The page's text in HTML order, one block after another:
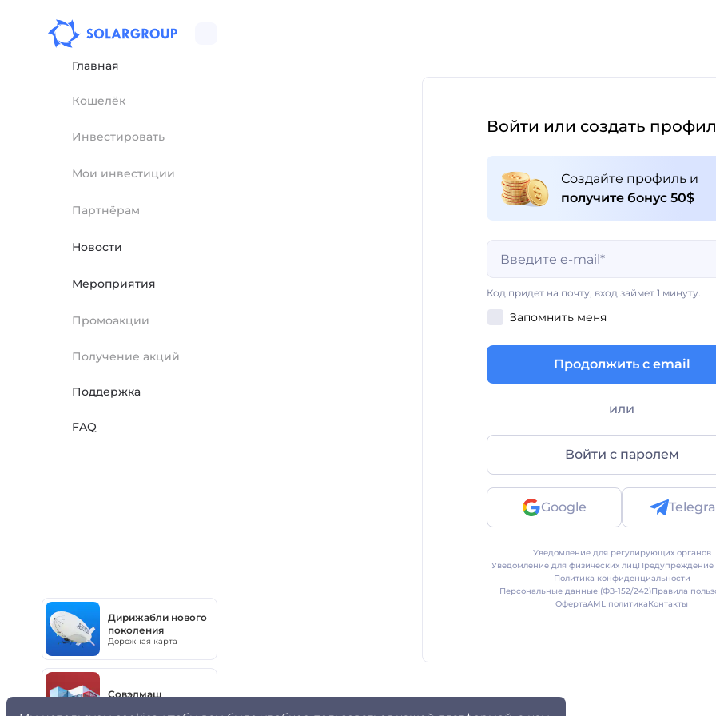
Главная
Кошелёк
Инвестировать
Мои инвестиции
Партнёрам
Новости
Мероприятия
Промоакции
Получение акций
Поддержка
FAQ
Дирижабли нового
поколения
Дорожная карта
Совэлмаш
Войти или создать
Создайте профиль и
получите бонус 50$
Код придет на почту, вход займет 1 минуту.
Поле обязательно для заполнения
Запомнить меня
Продолжить с email
или
Войти с паролем
Google
Уведомление для регулирующих органов
Уведомление для физических лицПредупреждение
Политика конфиденциальности
Персональные данные (ФЗ-152/242)Правила
ОфертаAML политикаКонтакты